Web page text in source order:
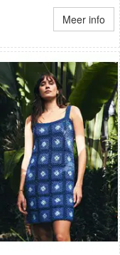
Meer info